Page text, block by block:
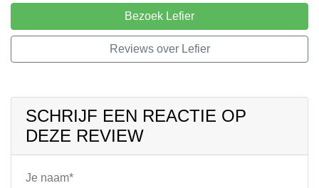
Bezoek Lefier
Reviews over Lefier
SCHRIJF EEN REACTIE OP
DEZE REVIEW
Je naam*